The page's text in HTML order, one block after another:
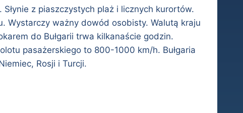
z piaszczystych plaż i licznych kurortów.
Wystarczy ważny dowód osobisty. Walutą kraju
do Bułgarii trwa kilkanaście godzin.
pasażerskiego to 800-1000 km/h. Bułgaria
Rosji i Turcji.